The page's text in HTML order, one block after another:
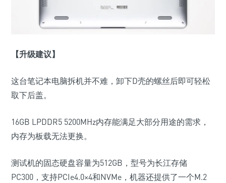
【升级建议】
这台笔记本电脑拆机并不难，卸下D壳的螺丝后即可轻松
取下后盖。
16GB LPDDR5 5200MHz内存能满足大部分用途的需求，
内存为板载无法更换。
测试机的固态硬盘容量为512GB，型号为长江存储
PC300，支持PCIe4.0×4和NVMe，机器还提供了一个M.2